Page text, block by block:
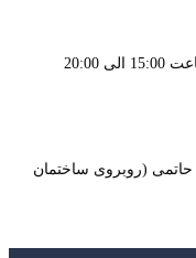
حاتمی (روبروی ساختمان